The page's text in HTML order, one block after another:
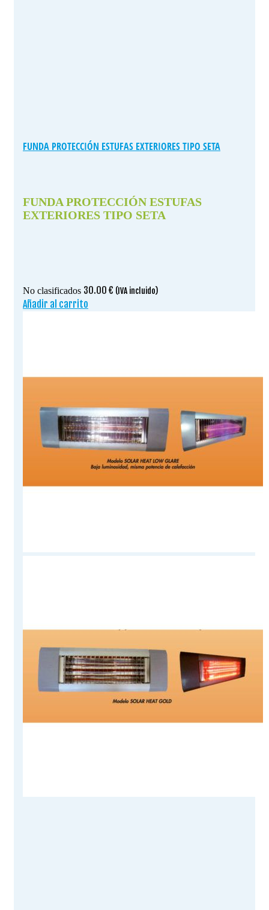
FUNDA PROTECCIÓN ESTUFAS EXTERIORES TIPO SETA
FUNDA PROTECCIÓN ESTUFAS
EXTERIORES TIPO SETA
No clasificados 30.00 € (IVA incluido)
Añadir al carrito